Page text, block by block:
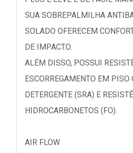
SUA SOBREPALMILHA
SOLADO OFERECEM
DE IMPACTO.
ALÉM DISSO, POSSUI
ESCORREGAMENTO EM PISO
DETERGENTE (SRA) E
HIDROCARBONETOS (FO).
AIR FLOW